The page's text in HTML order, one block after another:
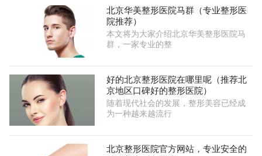
北京华美整形医院马群（专业整形医
院推荐）
本文将为大家介绍北京华美整形医院马
群，一家专业的整
好的北京整形医院在哪里呢（推荐北
京地区口碑好的整形医院）
随着现代社会的发展，整形美容已经成
为一种越来越流行
北京整形医院官方网站，专业安全的